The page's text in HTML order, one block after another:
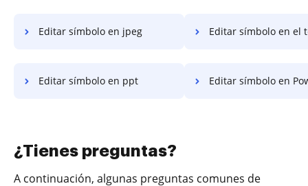
Editar símbolo en jpeg Editar símbolo en el
Editar símbolo en ppt Editar símbolo en
¿Tienes preguntas?
A continuación, algunas preguntas comunes de